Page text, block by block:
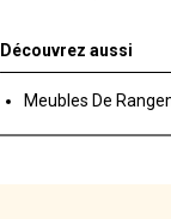
Découvrez aussi
Meubles De